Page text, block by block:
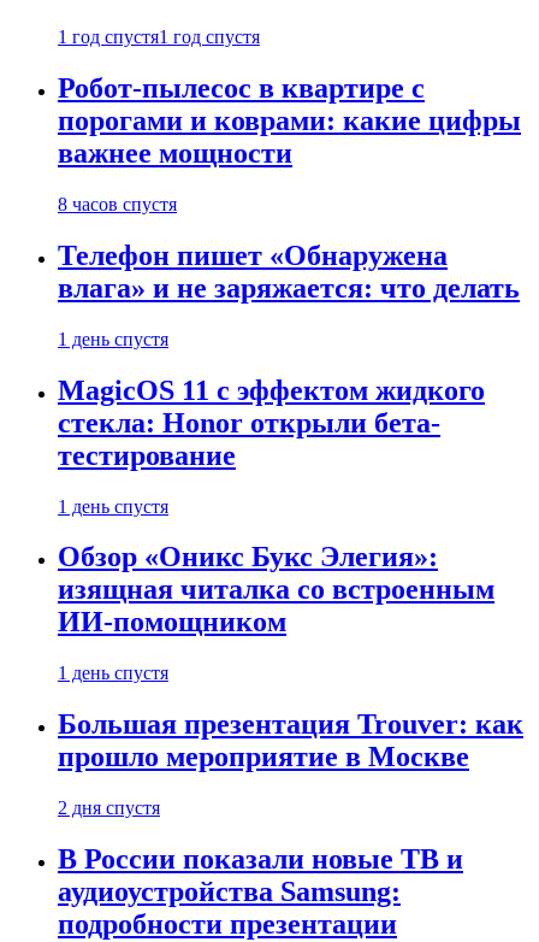
1 год спустя1 год спустя
Робот-пылесос в квартире с
порогами и коврами: какие цифры
важнее мощности
8 часов спустя
Телефон пишет «Обнаружена
влага» и не заряжается: что делать
1 день спустя
MagicOS 11 с эффектом жидкого
стекла: Honor открыли бета-
тестирование
1 день спустя
Обзор «Оникс Букс Элегия»:
изящная читалка со встроенным
ИИ-помощником
1 день спустя
Большая презентация Trouver: как
прошло мероприятие в Москве
2 дня спустя
В России показали новые ТВ и
аудиоустройства Samsung:
подробности презентации